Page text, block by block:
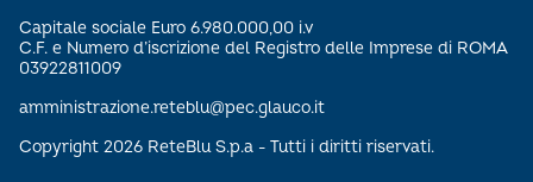
Capitale sociale Euro 6.980.000,00 i.v
C.F. e Numero d’iscrizione del Registro delle Imprese di ROMA
03922811009
amministrazione.reteblu@pec.glauco.it
Copyright 2026 ReteBlu S.p.a - Tutti i diritti riservati.